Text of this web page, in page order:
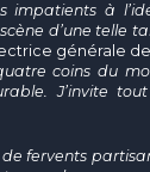
impatients à
d’une telle
générale
coins du
J’invite
de fervents